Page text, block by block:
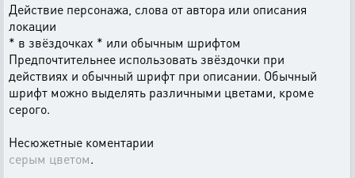
Действие персонажа, слова от автора или описания
локации
* в звёздочках * или обычным шрифтом
Предпочтительнее использовать звёздочки при
действиях и обычный шрифт при описании. Обычный
шрифт можно выделять различными цветами, кроме
серого.
Несюжетные коментарии
серым цветом.